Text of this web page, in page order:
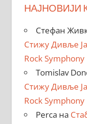
НАЈНОВИЈИ
Стефан
Стижу Дивље
Rock Symphony
Tomislav
Стижу Дивље
Rock Symphony
Perca на